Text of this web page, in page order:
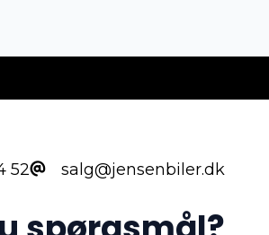
52 salg@jensenbiler.dk